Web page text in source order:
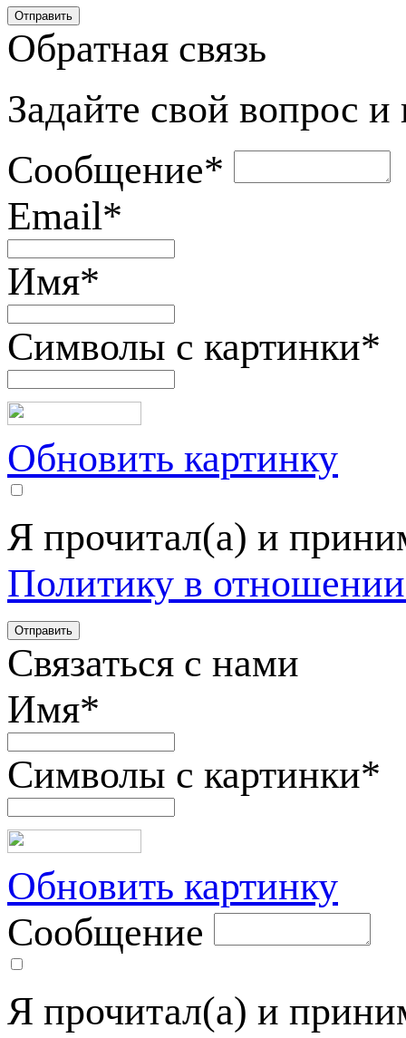
Обратная связь
Задайте свой вопрос
Сообщение*
Email*
Имя*
Символы с картинки*
Обновить картинку
Я прочитал(а) и
Политику в
Связаться с нами
Имя*
Символы с картинки*
Обновить картинку
Сообщение
Я прочитал(а) и